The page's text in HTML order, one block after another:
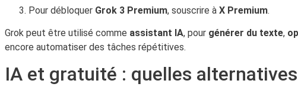
Pour débloquer Grok 3 Premium, souscrire àX Premium.
Grok peut être utilisé comme assistant IA, pour générer du texte,
encore automatiser des tâches répétitives.
IA et gratuité : quelles